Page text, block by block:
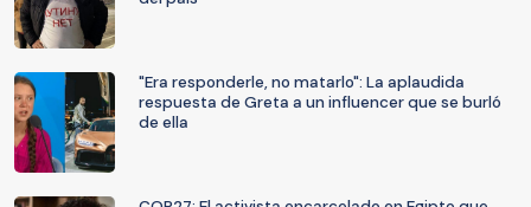
"Era responderle, no matarlo": La aplaudida
respuesta de Greta a un influencer que se burló
de ella